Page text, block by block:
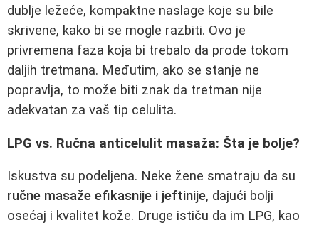
dublje ležeće, kompaktne naslage koje su bile
skrivene, kako bi se mogle razbiti. Ovo je
privremena faza koja bi trebalo da prode tokom
daljih tretmana. Međutim, ako se stanje ne
popravlja, to može biti znak da tretman nije
adekvatan za vaš tip celulita.
LPG vs. Ručna anticelulit masaža: Šta je bolje?
Iskustva su podeljena. Neke žene smatraju da su
ručne masaže efikasnije i jeftinije, dajući bolji
osećaj i kvalitet kože. Druge ističu da im LPG, kao